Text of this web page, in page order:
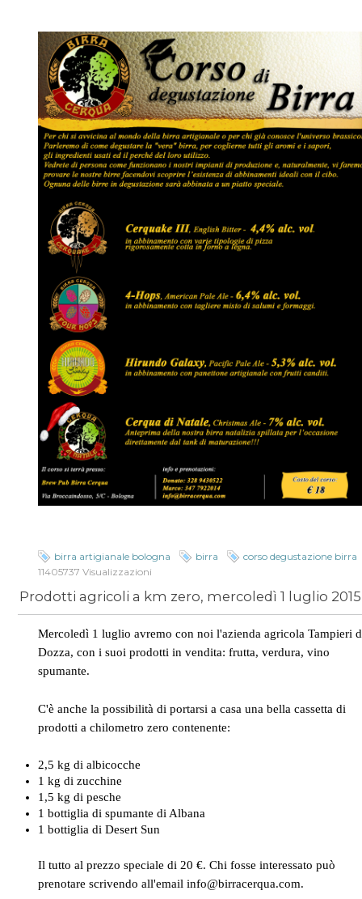
birra artigianale bologna birra
corso degustazione birra
11405737 Visualizzazioni
Prodotti agricoli a km zero, mercoledì 1 luglio 2015
Mercoledì 1 luglio avremo con noi l'azienda agricola Tampieri
Dozza, con i suoi prodotti in vendita: frutta, verdura, vino
spumante.
C'è anche la possibilità di portarsi a casa una bella cassetta di
prodotti a chilometro zero contenente:
2,5 kg di albicocche
1 kg di zucchine
1,5 kg di pesche
1 bottiglia di spumante di Albana
1 bottiglia di Desert Sun
Il tutto al prezzo speciale di 20 €. Chi fosse interessato può
prenotare scrivendo all'email info@birracerqua.com.